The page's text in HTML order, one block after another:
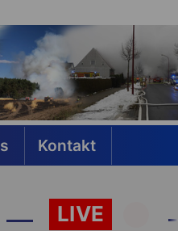
Kontakt
LIVE